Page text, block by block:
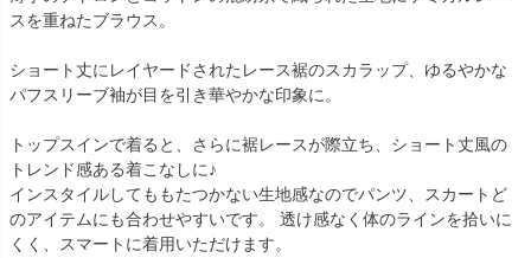
スを重ねたブラウス。
ショート丈にレイヤードされたレース裾のスカラップ、ゆるやかな
パフスリーブ袖が目を引き華やかな印象に。
トップスインで着ると、さらに裾レースが際立ち、ショート丈風の
トレンド感ある着こなしに♪
インスタイルしてももたつかない生地感なのでパンツ、スカートど
のアイテムにも合わせやすいです。 透け感なく体のラインを拾いに
くく、スマートに着用いただけます。